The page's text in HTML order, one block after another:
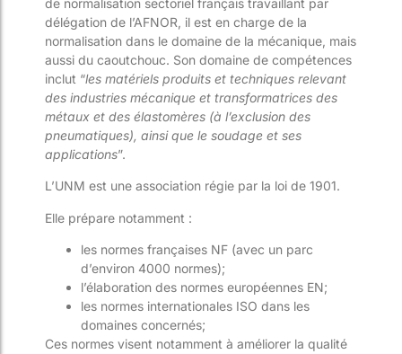
délégation de l’AFNOR, il est en charge de la
normalisation dans le domaine de la mécanique, mais
aussi du caoutchouc. Son domaine de compétences
inclut “les matériels produits et techniques relevant
des industries mécanique et transformatrices des
métaux et des élastomères (à l’exclusion des
pneumatiques), ainsi que le soudage et ses
applications”.
L’UNM est une association régie par la loi de 1901.
Elle prépare notamment :
les normes françaises NF (avec un parc
d’environ 4000 normes);
l’élaboration des normes européennes EN;
les normes internationales ISO dans les
domaines concernés;
Ces normes visent notamment à améliorer la qualité